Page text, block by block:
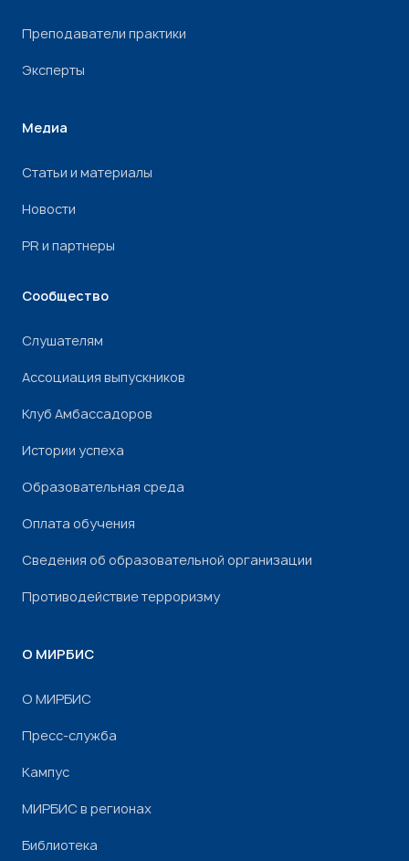
Преподаватели практики
Эксперты
Медиа
Статьи и материалы
Новости
PR и партнеры
Сообщество
Слушателям
Ассоциация выпускников
Клуб Амбассадоров
Истории успеха
Образовательная среда
Оплата обучения
Сведения об образовательной организации
Противодействие терроризму
О МИРБИС
О МИРБИС
Пресс-служба
Кампус
МИРБИС в регионах
Библиотека